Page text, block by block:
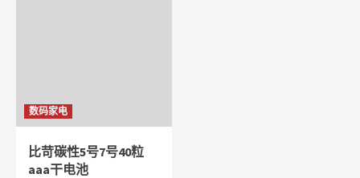
数码家电
比苛碳性5号7号40粒
aaa干电池